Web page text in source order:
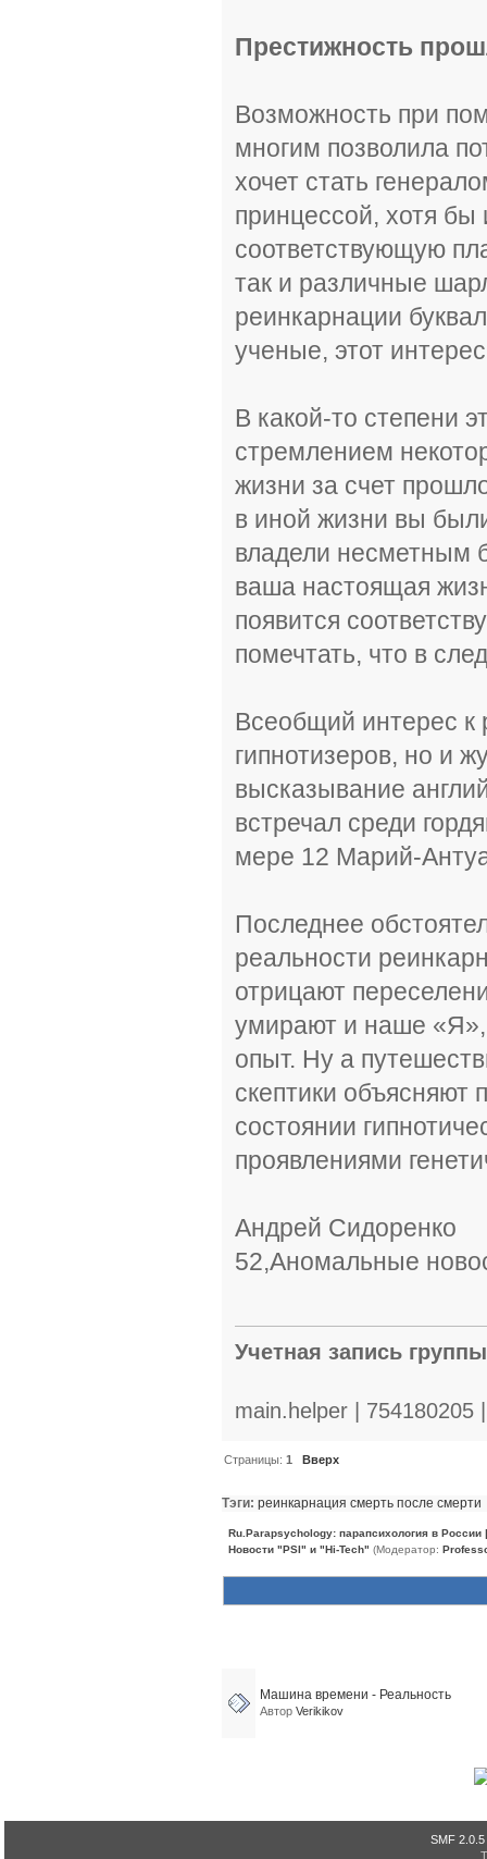
Престижность
Возможность при
многим позволила
хочет стать
принцессой, хотя
соответствующую
так и различные
реинкарнации
ученые, этот
В какой-то степени
стремлением
жизни за счет
в иной жизни вы
владели несметным
ваша настоящая
появится
помечтать, что в
Всеобщий интерес к
гипнотизеров, но и
высказывание
встречал среди
мере 12 Марий-
Последнее
реальности
отрицают
умирают и наше
опыт. Ну а
скептики
состоянии
проявлениями
Андрей Сидоренко
52,Аномальные
Учетная запись
main.helper |
Страницы:1 Вверх
Тэги: реинкарнация смерть после смерти
Ru.Parapsychology: парапсихология в
Новости "PSI" и "Hi-Tech" (Модератор:
Машина времени - Реальность
Автор Verikikov
SMF 2.0.5